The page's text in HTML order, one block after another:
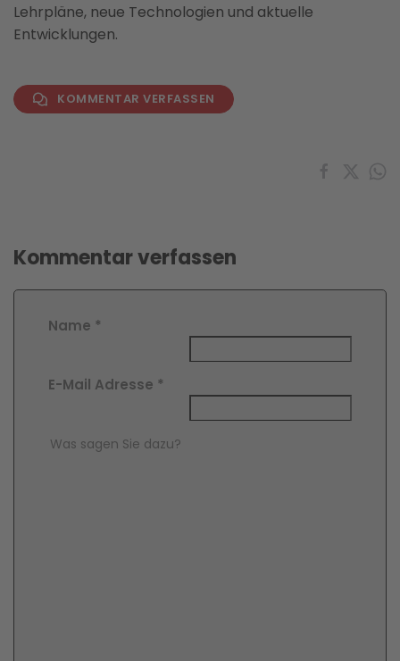
Lehrpläne, neue Technologien und aktuelle
Entwicklungen.
KOMMENTAR VERFASSEN
Kommentar verfassen
Name *
E-Mail Adresse *
Comment Text*